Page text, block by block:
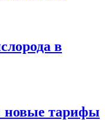
в
новые тарифы